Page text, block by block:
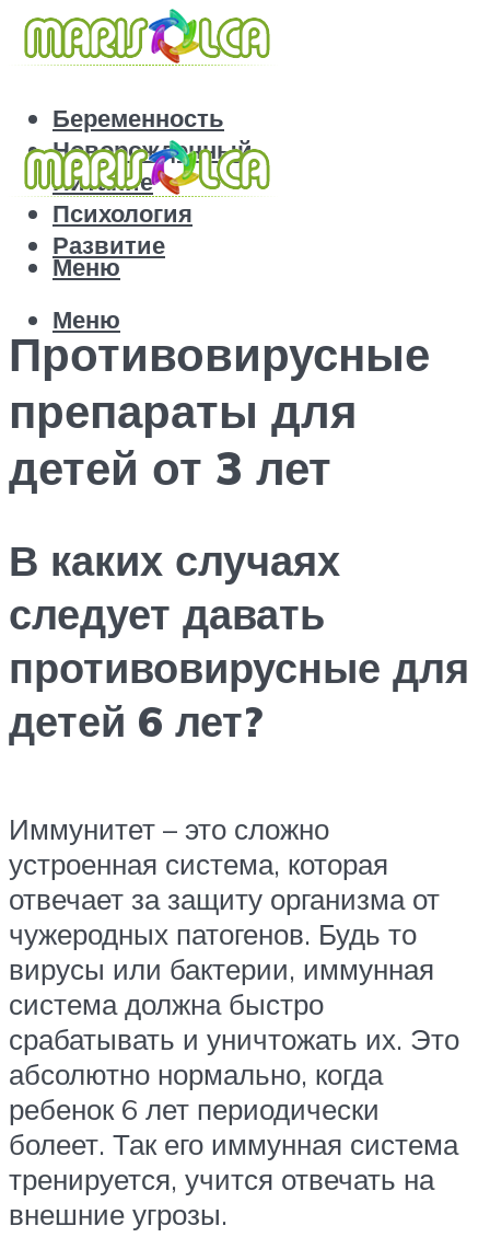
Беременность
Новорожденный
Питание
Психология
Развитие
Меню
Меню
Противовирусные
препараты для
детей от 3 лет
В каких случаях
следует давать
противовирусные для
детей 6 лет?
Иммунитет – это сложно
устроенная система, которая
отвечает за защиту организма от
чужеродных патогенов. Будь то
вирусы или бактерии, иммунная
система должна быстро
срабатывать и уничтожать их. Это
абсолютно нормально, когда
ребенок 6 лет периодически
болеет. Так его иммунная система
тренируется, учится отвечать на
внешние угрозы.